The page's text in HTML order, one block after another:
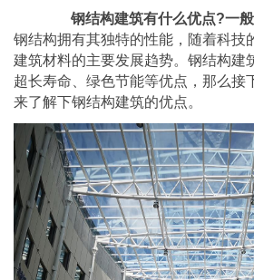
钢结构建筑有什么优点?一
钢结构拥有其独特的性能，随着科技
建筑材料的主要发展趋势。钢结构建
超长寿命、绿色节能等优点，那么接
来了解下钢结构建筑的优点。